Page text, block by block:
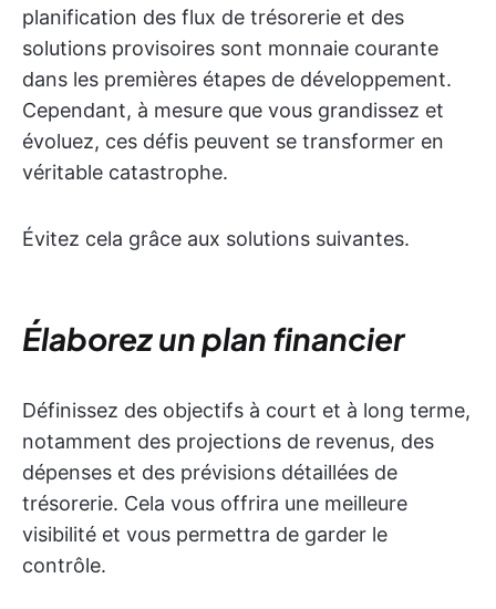
planification des flux de trésorerie et des
solutions provisoires sont monnaie courante
dans les premières étapes de développement.
Cependant, à mesure que vous grandissez et
évoluez, ces défis peuvent se transformer en
véritable catastrophe.
Évitez cela grâce aux solutions suivantes.
Élaborez un plan financier
Définissez des objectifs à court et à long terme,
notamment des projections de revenus, des
dépenses et des prévisions détaillées de
trésorerie. Cela vous offrira une meilleure
visibilité et vous permettra de garder le
contrôle.